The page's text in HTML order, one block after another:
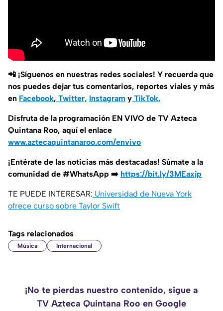
📲 ¡Síguenos en nuestras redes sociales! Y recuerda que
nos puedes dejar tus comentarios, reportes viales y más
en Facebook, Twitter, Instagram y TikTok.
Disfruta de la programación EN VIVO de TV Azteca
Quintana Roo, aquí el enlace
www.aztecaquintanaroo.com/envivo
¡Entérate de las noticias más destacadas! Súmate a la
comunidad de #WhatsApp ➡️ https://bit.ly/3MEaxjp
TE PUEDE INTERESAR: Universidad de Nueva York
ofrece curso sobre Taylor Swift
Tags relacionados
Música Internacional
¡No te pierdas nuestro contenido, sigue a
TV Azteca Quintana Roo en Google